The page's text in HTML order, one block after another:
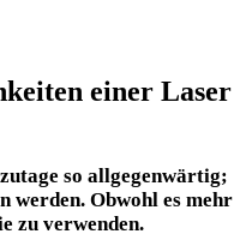
einer Laser
so allgegenwärtig;
werden. Obwohl ​es mehr
zu⁣ verwenden.